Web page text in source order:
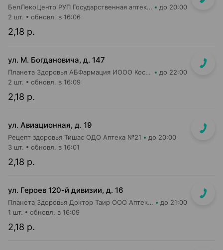
БелЛекоЦентр РУП Государственная аптека №49 до 20:00
2,18 р.
2 шт. обновл. в 16:06
ул. М. Богдановича, д. 147
Планета Здоровья АБФармация ИООО Косметический магазин №4 до 22:00
2,18 р.
2 шт. обновл. в 16:09
ул. Авиационная, д. 19
Рецепт здоровья Тишас ОДО Аптека №21 до 20:00
2,18 р.
3 шт. обновл. в 16:01
ул. Героев 120-й дивизии, д. 16
Планета Здоровья Доктор Таир ООО Аптека №2 до 21:00
2,18 р.
1 шт. обновл. в 16:09